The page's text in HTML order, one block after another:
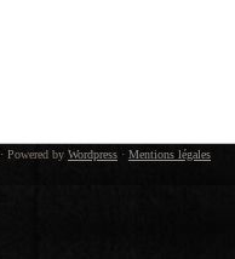
· Powered by Wordpress · Mentions légales